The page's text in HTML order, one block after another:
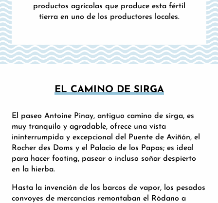
productos agrícolas que produce esta fértil
tierra en uno de los productores locales.
EL CAMINO DE SIRGA
El paseo Antoine Pinay, antiguo camino de sirga, es
muy tranquilo y agradable, ofrece una vista
ininterrumpida y excepcional del Puente de Aviñón, el
Rocher des Doms y el Palacio de los Papas; es ideal
para hacer footing, pasear o incluso soñar despierto
en la hierba.
Hasta la invención de los barcos de vapor, los pesados
convoyes de mercancías remontaban el Ródano a